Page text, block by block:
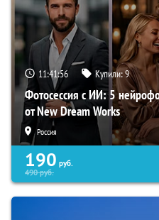
11:41:55 Купили:9
Фотосессия с ИИ: 5
от New Dream Works
Россия
190 руб.
490руб.